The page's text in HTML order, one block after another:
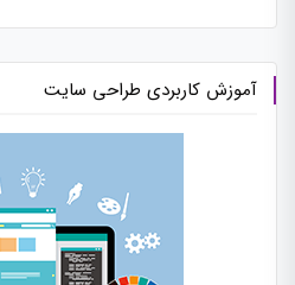
آموزش کاربردی طراحی سایت